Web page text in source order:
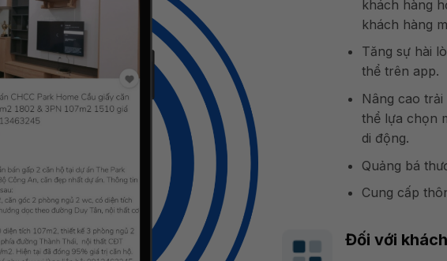
khách hàng
khách hàng
Tăng sự hài
thể trên app.
Nâng cao
thể lựa chọn
di động.
Quảng bá
Cung cấp
Đối với